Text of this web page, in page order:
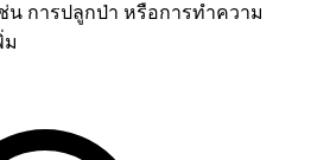
น การปลูกป่า หรือการทำความ
ม